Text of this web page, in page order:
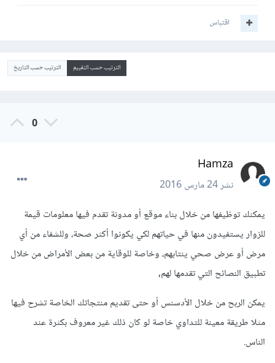
اقتباس
الترتيب حسب التقييم الترتيب حسب التاريخ
0
Hamza
نشر24 مارس 2016
يمكنك توظيفها من خلال بناء موقع أو مدونة تقدم فيها معلومات قيمة
للزوار يستفيدون منها في حياتهم لكي يكونوا أكثر صحة، وللشفاء من أي
مرض أو عرض صحي ينتابهم، وخاصة للوقاية من بعض الأمراض من خلال
تطبيق النصائح التي تقدمها لهم,
يمكن الربح من خلال الأدسنس أو حتى تقديم منتجاتك الخاصة تشرح فيها
مثلا طريقة معينة للتداوي خاصة لو كان ذلك غير معروف بكثرة عند
الناس.